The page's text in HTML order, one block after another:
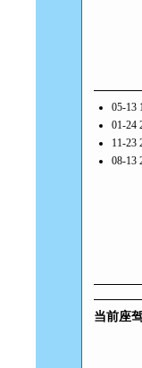
05-13
01-24
11-23
08-13
当前座